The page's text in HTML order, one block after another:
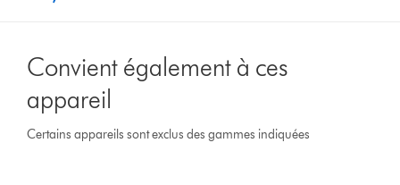
Convient également à ces
appareil
Certains appareils sont exclus des gammes indiquées